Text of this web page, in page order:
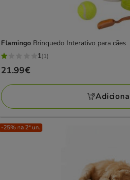
Flamingo Brinquedo Interativo para cães
1
estrelas
com
1
avaliações
1(1)
Preço
21.99€
21.99€
-25% na 2ª un.